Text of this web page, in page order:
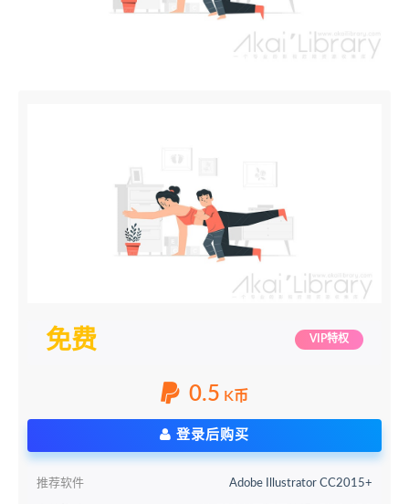
免费 VIP特权
0.5 K币
登录后购买
推荐软件 Adobe Illustrator CC2015+